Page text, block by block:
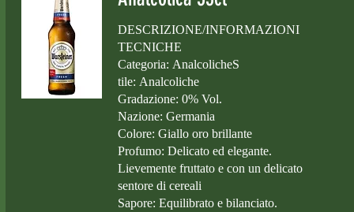
DESCRIZIONE/INFORMAZIONI
TECNICHE
Categoria: AnalcolicheS
tile: Analcoliche
Gradazione: 0% Vol.
Nazione: Germania
Colore: Giallo oro brillante
Profumo: Delicato ed elegante.
Lievemente fruttato e con un delicato
sentore di cereali
Sapore: Equilibrato e bilanciato.